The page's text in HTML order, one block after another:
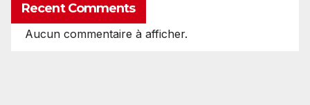
Recent Comments
Aucun commentaire à afficher.